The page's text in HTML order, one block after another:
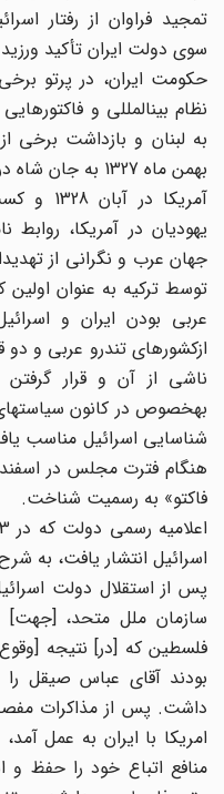
تمجید فراوان از رفتار
سوی دولت ایران تأکید ورزید. 3
حکومت ایران، در پرتو برخی
به لبنان و بازداشت برخی
بهمن ماه 1327 به
یهودیان در آمریکا، روابط
جهان عرب و نگرانی از
عربی بودن ایران و
ناشی از آن و قرار گرفتن
شناسایی اسرائیل مناسب
فاکتو» به رسمیت شناخت.
اسرائیل انتشار یافت، به شرح
پس از استقلال دولت
سازمان ملل متحد، [جهت]
فلسطین که [در] نتیجه
بودند آقای عباس صیقل را
داشت. پس از مذاکرات
امریکا با ایران به عمل آمد،
منافع اتباع خود را حفظ و